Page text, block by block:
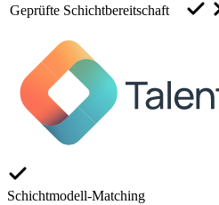
Geprüfte Schichtbereitschaft
Schichtmodell-Matching